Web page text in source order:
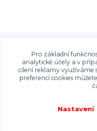
obsah zveřejněný na
CeskeSamolepky.cz jsou
použití bez předchozího
je zakázáno.
Pro základní
analytické účely a v
cílení reklamy využíváme
preferencí cookies
Nastavení